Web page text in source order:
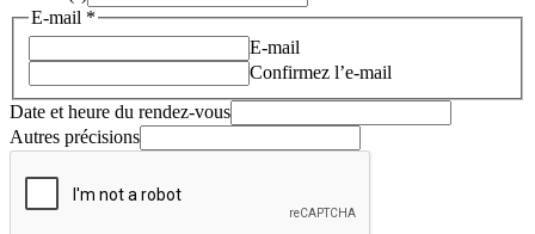
E-mail *
E-mail
Confirmez l’e-mail
Date et heure du rendez-vous
Autres précisions